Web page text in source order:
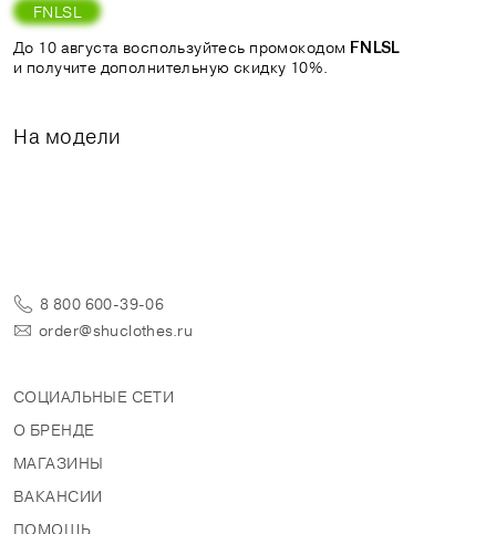
FNLSL
До 10 августа воспользуйтесь промокодом FNLSL
и получите дополнительную скидку 10%.
На модели
8 800 600-39-06
order@shuclothes.ru
СОЦИАЛЬНЫЕ СЕТИ
О БРЕНДЕ
МАГАЗИНЫ
ВАКАНСИИ
ПОМОЩЬ